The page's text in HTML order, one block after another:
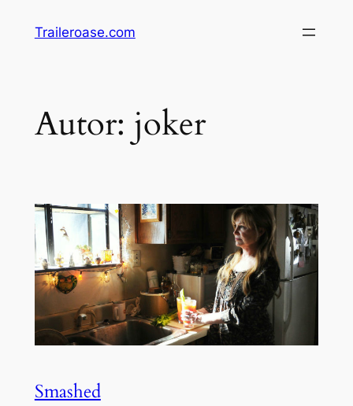
InhaltTraileroase.com
Autor: joker
Smashed